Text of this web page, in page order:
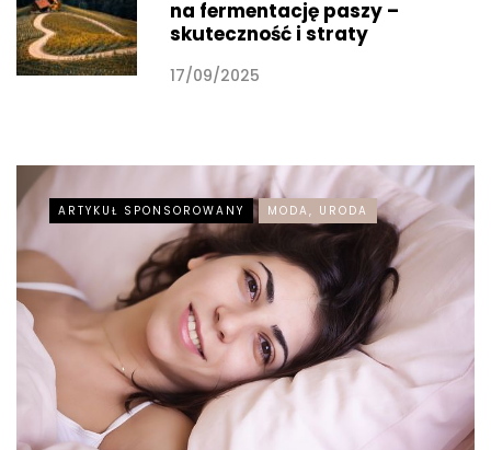
na fermentację paszy –
skuteczność i straty
17/09/2025
ARTYKUŁ SPONSOROWANY MODA, URODA